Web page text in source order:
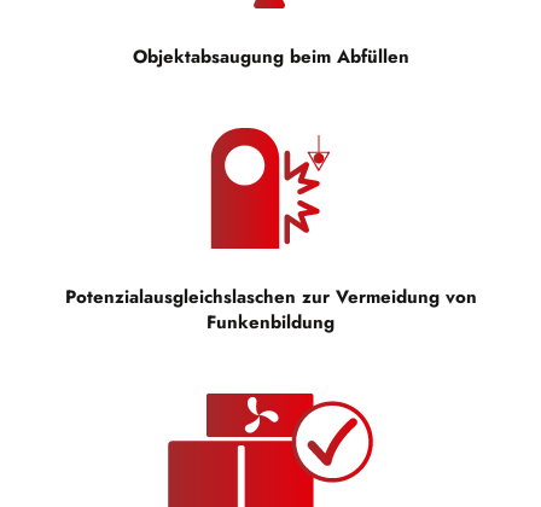
Objektabsaugung beim Abfüllen
Potenzialausgleichslaschen zur Vermeidung von
Funkenbildung